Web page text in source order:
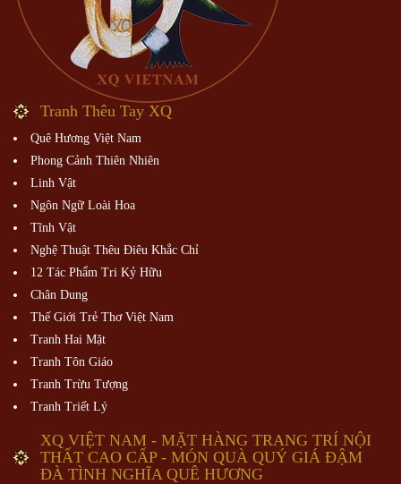
Tranh Thêu Tay XQ
Quê Hương Việt Nam
Phong Cảnh Thiên Nhiên
Linh Vật
Ngôn Ngữ Loài Hoa
Tĩnh Vật
Nghệ Thuật Thêu Điêu Khắc Chỉ
12 Tác Phẩm Tri Kỷ Hữu
Chân Dung
Thế Giới Trẻ Thơ Việt Nam
Tranh Hai Mặt
Tranh Tôn Giáo
Tranh Trừu Tượng
Tranh Triết Lý
XQ VIỆT NAM - MẶT HÀNG TRANG TRÍ NỘI
THẤT CAO CẤP - MÓN QUÀ QUÝ GIÁ ĐẬM
ĐÀ TÌNH NGHĨA QUÊ HƯƠNG